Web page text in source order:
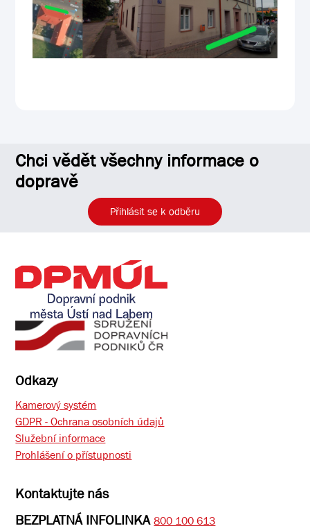
Chci vědět všechny informace o
dopravě
Přihlásit se k odběru
Odkazy
Kamerový systém
GDPR - Ochrana osobních údajů
Služební informace
Prohlášení o přístupnosti
Kontaktujte nás
BEZPLATNÁ INFOLINKA 800 100 613